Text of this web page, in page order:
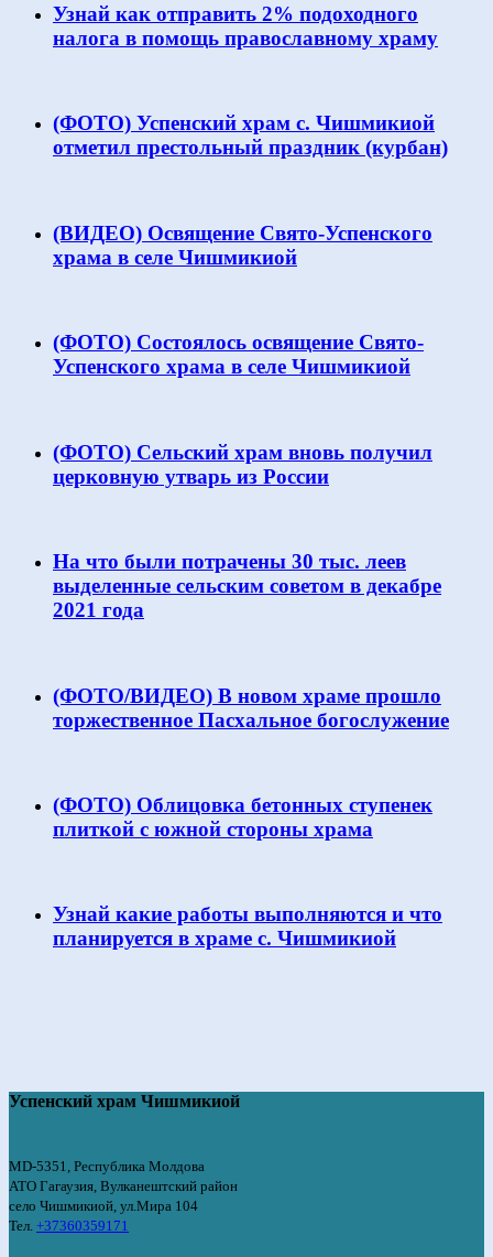
Узнай как отправить 2% подоходного
налога в помощь православному храму
(ФОТО) Успенский храм с. Чишмикиой
отметил престольный праздник (курбан)
(ВИДЕО) Освящение Свято-Успенского
храма в селе Чишмикиой
(ФОТО) Состоялось освящение Свято-
Успенского храма в селе Чишмикиой
(ФОТО) Сельский храм вновь получил
церковную утварь из России
На что были потрачены 30 тыс. леев
выделенные сельским советом в декабре
2021 года
(ФОТО/ВИДЕО) В новом храме прошло
торжественное Пасхальное богослужение
(ФОТО) Облицовка бетонных ступенек
плиткой с южной стороны храма
Узнай какие работы выполняются и что
планируется в храме с. Чишмикиой
Успенский храм Чишмикиой
MD-5351, Республика Молдова
АТО Гагаузия, Вулканештский район
село Чишмикиой, ул.Мира 104
Тел. +37360359171